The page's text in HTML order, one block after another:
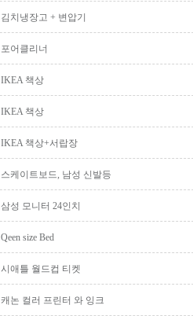
김치냉장고 + 변압기
포어클리너
IKEA 책상
IKEA 책상
IKEA 책상+서랍장
스케이트보드, 남성 신발등
삼성 모니터 24인치
Qeen size Bed
시애틀 월드컵 티켓
캐논 컬러 프린터 와 잉크